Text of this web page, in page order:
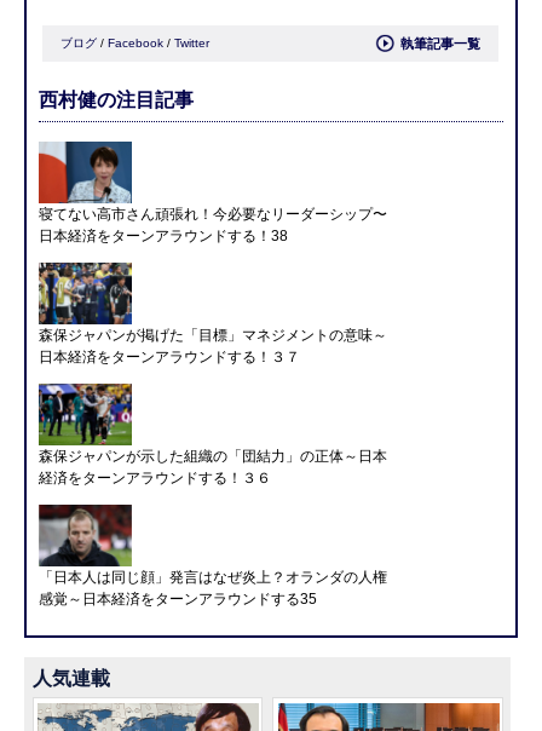
ブログ /Facebook /Twitter 執筆記事一覧
西村健の注目記事
寝てない高市さん頑張れ！今必要なリーダーシップ〜
日本経済をターンアラウンドする！38
森保ジャパンが掲げた「目標」マネジメントの意味～
日本経済をターンアラウンドする！３７
森保ジャパンが示した組織の「団結力」の正体～日本
経済をターンアラウンドする！３６
「日本人は同じ顔」発言はなぜ炎上？オランダの人権
感覚～日本経済をターンアラウンドする35
人気連載